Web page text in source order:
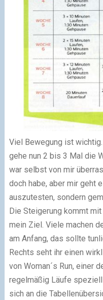
Viel Bewegung ist
gehe nun 2 bis 3 Mal die
war selbst von mir
doch habe, aber mir geht
auszutesten, sondern
Die Steigerung kommt
mein Ziel. Viele machen
am Anfang, das sollte
Rechts seht ihr einen
von Woman´s Run, einer
regelmäßig Läufe
sich an die